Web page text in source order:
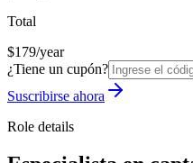
Total
$179/year
¿Tiene un cupón?
Suscribirse ahora
Role details